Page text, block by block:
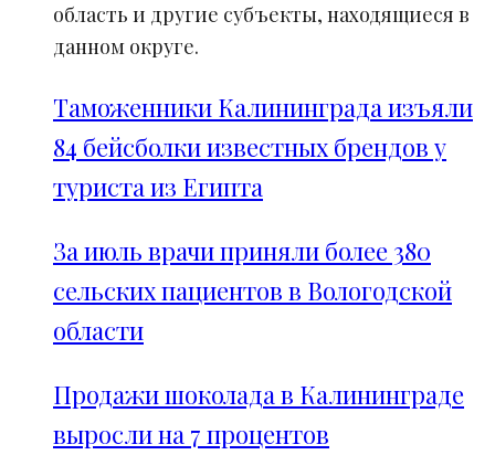
область и другие субъекты, находящиеся в
данном округе.
Таможенники Калининграда изъяли
84 бейсболки известных брендов у
туриста из Египта
За июль врачи приняли более 380
сельских пациентов в Вологодской
области
Продажи шоколада в Калининграде
выросли на 7 процентов